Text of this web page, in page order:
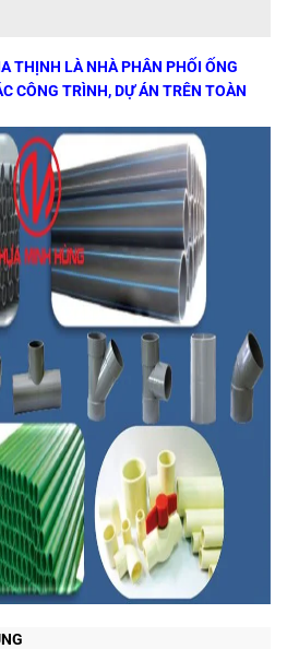
THỊNH LÀ NHÀ PHÂN PHỐI ỐNG
CÔNG TRÌNH, DỰ ÁN TRÊN TOÀN